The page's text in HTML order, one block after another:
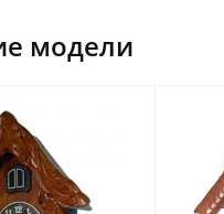
модели